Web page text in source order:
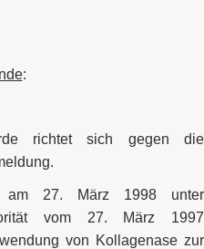
:
richtet sich gegen die
am 27. März 1998 unter
vom 27. März 1997
von Kollagenase zur